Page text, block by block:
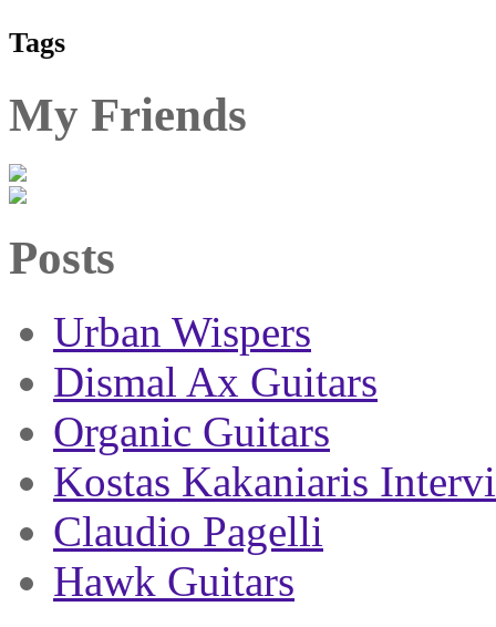
Tags
My Friends
Posts
Urban Wispers
Dismal Ax Guitars
Organic Guitars
Kostas Kakaniaris
Claudio Pagelli
Hawk Guitars